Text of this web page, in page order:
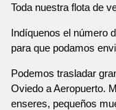
Toda nuestra flota de
Indíquenos el número
para que podamos
Podemos trasladar
Oviedo a Aeropuerto.
enseres, pequeños